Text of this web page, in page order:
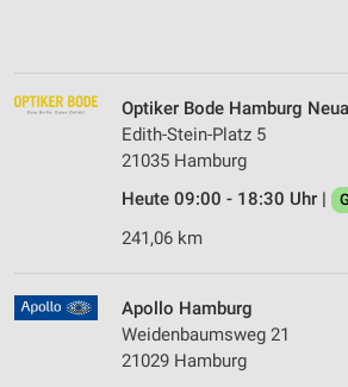
Optiker Bode Hamburg
Edith-Stein-Platz 5
21035 Hamburg
Heute 09:00 - 18:30 Uhr |
241,06 km
Apollo Hamburg
Weidenbaumsweg 21
21029 Hamburg